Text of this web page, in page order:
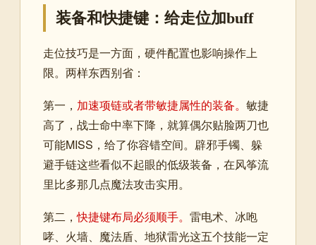
装备和快捷键：给走位加buff
走位技巧是一方面，硬件配置也影响操作上
限。两样东西别省：
第一， 加速项链或者带敏捷属性的装备。 敏捷
高了，战士命中率下降，就算偶尔贴脸两刀也
可能MISS，给了你容错空间。辟邪手镯、躲
避手链这些看似不起眼的低级装备，在风筝流
里比多那几点魔法攻击实用。
第二，快捷键布局必须顺手。 雷电术、冰咆
哮、火墙、魔法盾、地狱雷光这五个技能一定